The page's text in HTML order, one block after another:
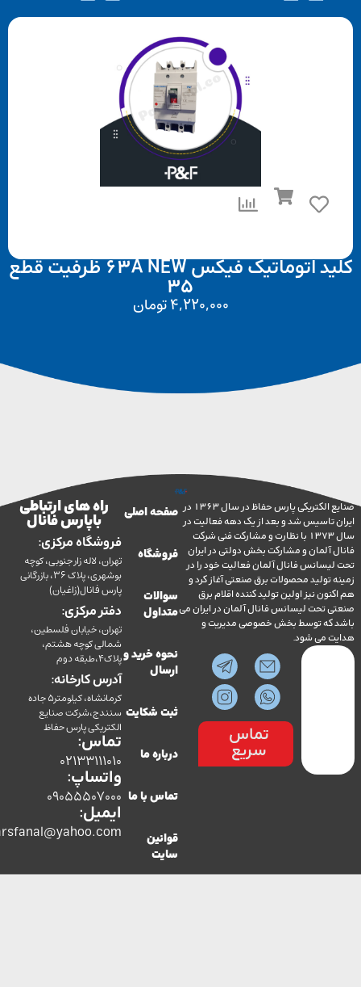
کلید اتوماتیک فیکس 63A NEW ظرفیت قطع
4,220,000تومان
صنایع الکتریکی پارس حفاظ در سال 1363 در
شد و بعد از یک دهه فعالیت در
سال 1373 با نظارت و مشارکت فنی شرکت
و مشارکت بخش دولتی در ایران
فانال آلمان فعالیت خود را در
محصولات برق صنعتی آغاز کرد و
نیز اولین تولید کننده اقلام برق
لیسانس فانال آلمان در ایران می
توسط بخش خصوصی مدیریت و
می شود.
تماس
سریع
صفحه اصلی
فروشگاه
سوالات
متداول
نحوه خرید و
ثبت شکایت
درباره ما
تماس با ما
قوانین
راه های ارتباطی
با پارس فانال
فروشگاه مرکزی:
تهران، لاله زار جنوبی، کوچه
بوشهری، پلاک 36، بازرگانی
پارس فانال(زاغیان)
دفتر مرکزی:
تهران، خیابان فلسطین،
شمالی کوچه هشتم،
پلاک4،طبقه دوم
آدرس کارخانه:
کرمانشاه، کیلومتر5 جاده
سنندج،شرکت صنایع
الکتریکی پارس حفاظ
تماس:
02133111010
واتساپ:
09055507000
ایمیل:
co.parsfanal@yahoo.com